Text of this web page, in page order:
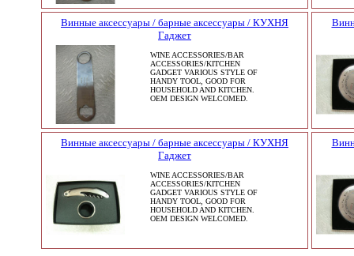
Винные аксессуары / барные аксессуары / КУХНЯ
Гаджет
WINE ACCESSORIES/BAR
ACCESSORIES/KITCHEN
GADGET VARIOUS STYLE OF
HANDY TOOL, GOOD FOR
HOUSEHOLD AND KITCHEN.
OEM DESIGN WELCOMED.
Винные аксессуары / барные аксессуары / КУХНЯ
Гаджет
WINE ACCESSORIES/BAR
ACCESSORIES/KITCHEN
GADGET VARIOUS STYLE OF
HANDY TOOL, GOOD FOR
HOUSEHOLD AND KITCHEN.
OEM DESIGN WELCOMED.